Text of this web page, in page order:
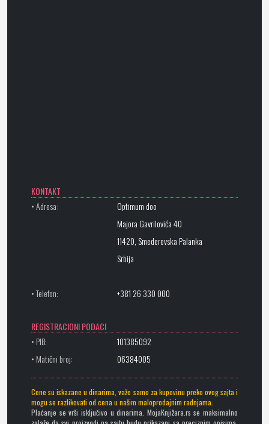
KONTAKT
• Adresa:
Optimum doo
Majora Gavrilovića 40
11420, Smederevska Palanka
Srbija
• Telefon: +381 26 330 000
REGISTRACIONI PODACI
• PIB:
101385092
• Matični broj:
06384005
Cene su iskazane u dinarima, važe samo za kupovinu preko ovog sajta i
mogu se razlikovati od cena u našim maloprodajnim radnjama.
Plaćanje se vrši isključivo u dinarima. MojaKnjižara.rs se maksimalno